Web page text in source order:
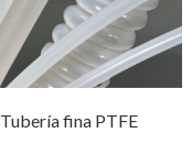
Tubería fina PTFE